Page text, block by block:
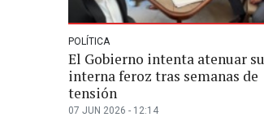
POLÍTICA
El Gobierno intenta atenuar su
interna feroz tras semanas de
tensión
07 JUN 2026 - 12:14